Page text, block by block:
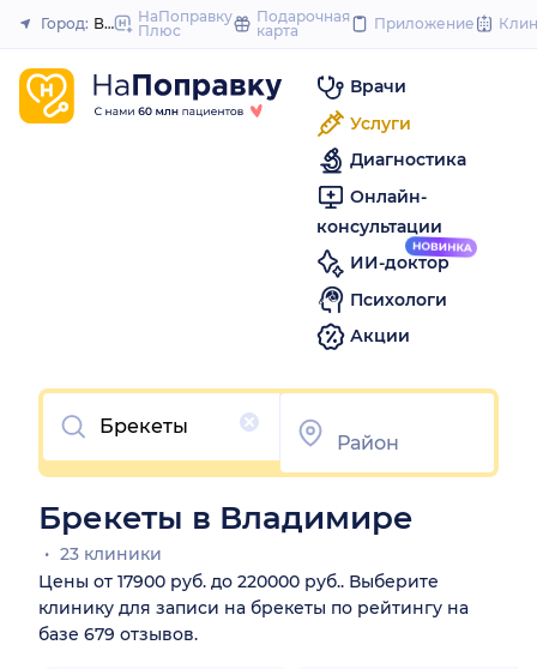
to
Закрыть
Город: ВладимирНаПоправку
Плюс
Подарочная
карта
Приложение
Врачи
Услуги
Диагностика
Онлайн-
консультации
ИИ-доктор
Психологи
Акции
Очистить
Брекеты в Владимире
23 клиники
Цены от 17900 руб. до 220000 руб.. Выберите
клинику для записи на брекеты по рейтингу на
базе 679 отзывов.